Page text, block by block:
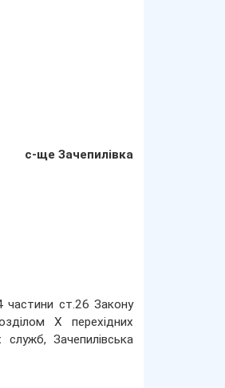
с-ще Зачепилівка
частини ст.26 Закону
Х перехідних
Зачепилівська